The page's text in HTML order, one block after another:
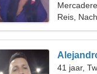
Reis,
41 jaar,